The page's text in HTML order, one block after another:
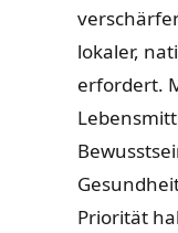
lokaler,
erfordert.
Priorität